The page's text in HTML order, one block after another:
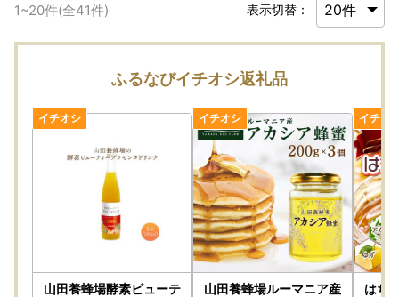
1~20件(全41件) 表示切替：
ふるなびイチオシ返礼品
山田養蜂場酵素ビューテ
山田養蜂場ルーマニア産
はち